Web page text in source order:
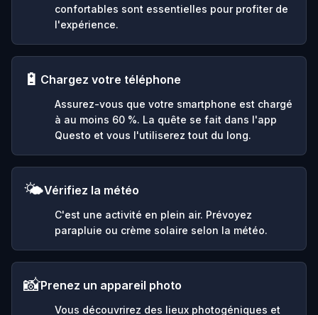
confortables sont essentielles pour profiter de
l'expérience.
🔋 Chargez votre téléphone
Assurez-vous que votre smartphone est chargé
à au moins 60 %. La quête se fait dans l'app
Questo et vous l'utiliserez tout du long.
🌤️Vérifiez la météo
C'est une activité en plein air. Prévoyez
parapluie ou crème solaire selon la météo.
📸Prenez un appareil photo
Vous découvrirez des lieux photogéniques et